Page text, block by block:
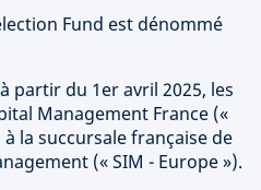
Fund est dénommé
partir du 1er avril 2025, les
Management France («
la succursale française de
(« SIM - Europe »).